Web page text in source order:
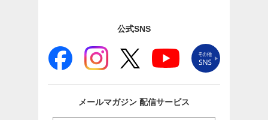
公式SNS
メールマガジン 配信サービス